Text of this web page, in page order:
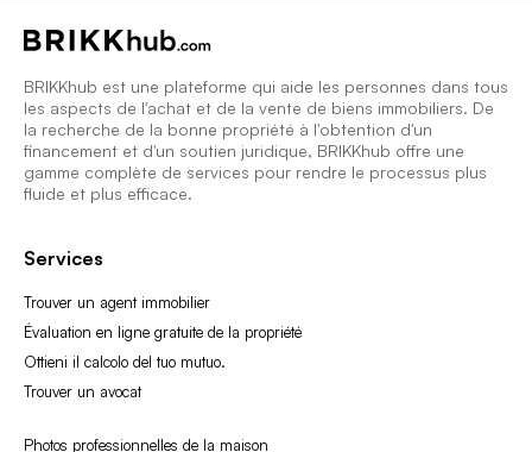
BRIKKhub est une plateforme qui aide les personnes dans tous
les aspects de l'achat et de la vente de biens immobiliers. De
la recherche de la bonne propriété à l'obtention d'un
financement et d'un soutien juridique, BRIKKhub offre une
gamme complète de services pour rendre le processus plus
fluide et plus efficace.
Services
Trouver un agent immobilier
Évaluation en ligne gratuite de la propriété
Ottieni il calcolo del tuo mutuo.
Trouver un avocat
Photos professionnelles de la maison